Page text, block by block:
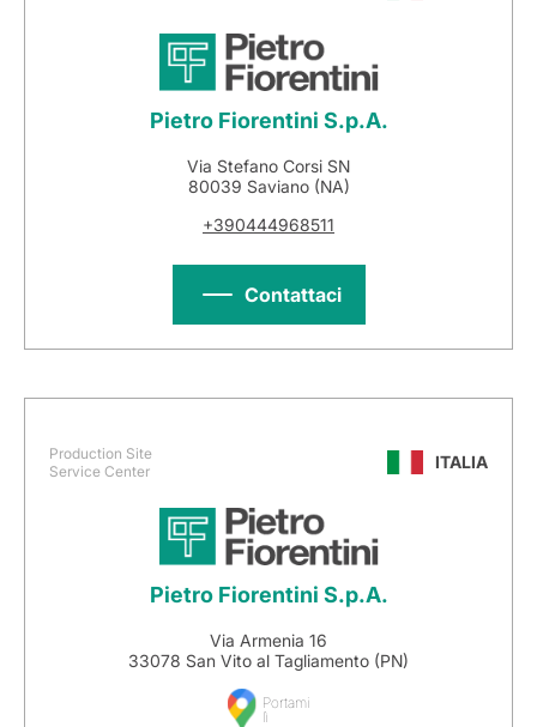
Pietro Fiorentini S.p.A.
Via Stefano Corsi SN
80039 Saviano (NA)
+390444968511
Contattaci
Production Site
Service Center
ITALIA
Pietro Fiorentini S.p.A.
Via Armenia 16
33078 San Vito al Tagliamento (PN)
Portami
lì